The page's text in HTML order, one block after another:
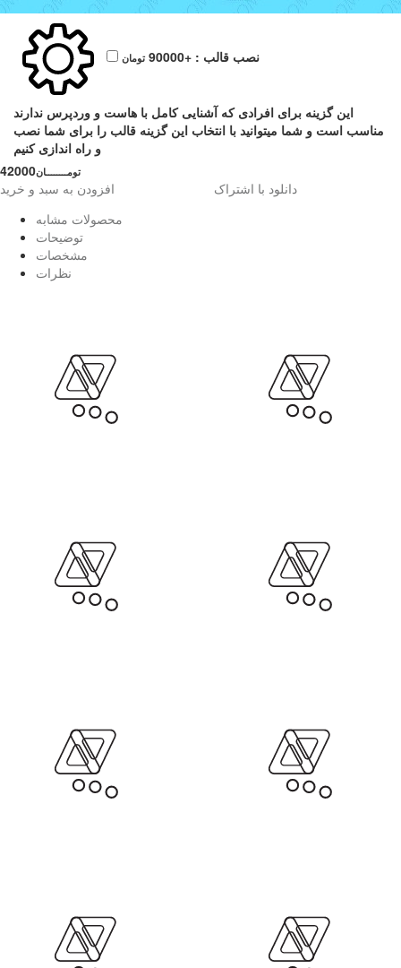
نصب قالب : +90000 تومان
این گزینه برای افرادی که آشنایی کامل با هاست و وردپرس ندارند
مناسب است و شما میتوانید با انتخاب این گزینه قالب را برای شما نصب
و راه اندازی کنیم
42000تومــــــــان
افزودن به سبد و خرید
دانلود با اشتراک
محصولات مشابه
توضیحات
مشخصات
نظرات